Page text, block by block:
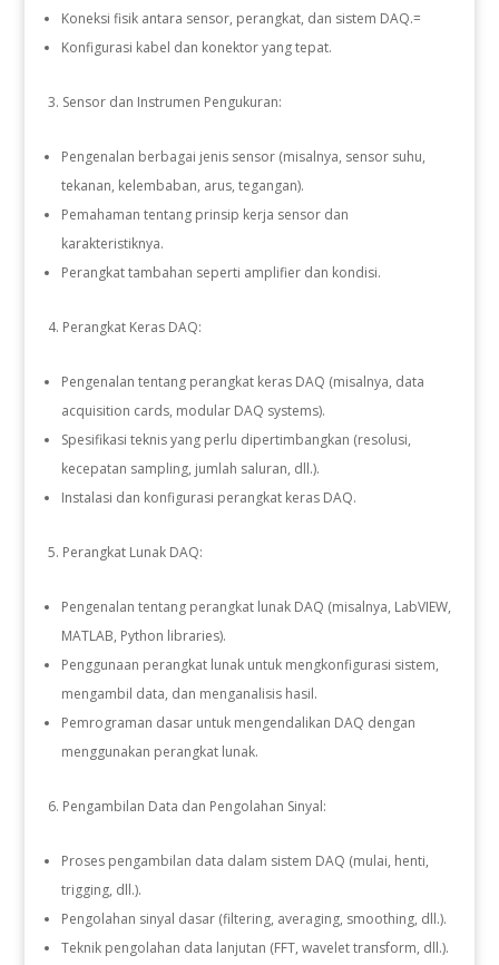
Koneksi fisik antara sensor, perangkat, dan sistem DAQ.=
Konfigurasi kabel dan konektor yang tepat.
Sensor dan Instrumen Pengukuran:
Pengenalan berbagai jenis sensor (misalnya, sensor suhu,
tekanan, kelembaban, arus, tegangan).
Pemahaman tentang prinsip kerja sensor dan
karakteristiknya.
Perangkat tambahan seperti amplifier dan kondisi.
Perangkat Keras DAQ:
Pengenalan tentang perangkat keras DAQ (misalnya, data
acquisition cards, modular DAQ systems).
Spesifikasi teknis yang perlu dipertimbangkan (resolusi,
kecepatan sampling, jumlah saluran, dll.).
Instalasi dan konfigurasi perangkat keras DAQ.
Perangkat Lunak DAQ:
Pengenalan tentang perangkat lunak DAQ (misalnya, LabVIEW,
MATLAB, Python libraries).
Penggunaan perangkat lunak untuk mengkonfigurasi sistem,
mengambil data, dan menganalisis hasil.
Pemrograman dasar untuk mengendalikan DAQ dengan
menggunakan perangkat lunak.
Pengambilan Data dan Pengolahan Sinyal:
Proses pengambilan data dalam sistem DAQ (mulai, henti,
trigging, dll.).
Pengolahan sinyal dasar (filtering, averaging, smoothing, dll.).
Teknik pengolahan data lanjutan (FFT, wavelet transform, dll.).